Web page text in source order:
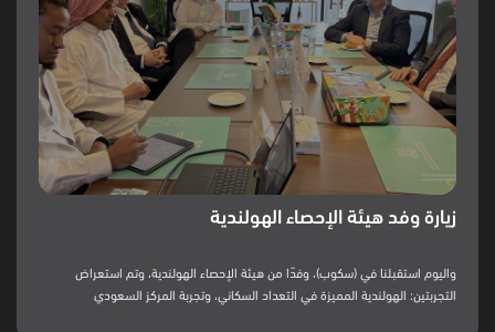
زيارة وفد هيئة الإحصاء الهولندية
‏واليوم استقبلنا في (سكوب)، وفدًا من هيئة الإحصاء الهولندية، وتم استعراض
التجربتين: الهولندية المميزة في التعداد السكاني، وتجربة المركز السعودي